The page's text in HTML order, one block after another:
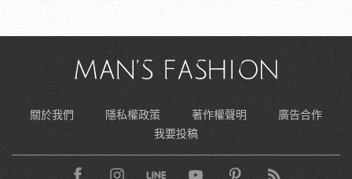
關於我們 隱私權政策 著作權聲明
廣告合作
我要投稿